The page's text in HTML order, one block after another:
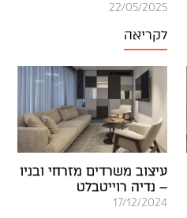
22/05/2025
לקריאה
עיצוב משרדים מזרחי ובניו
– נדיה רוייטבלט
17/12/2024